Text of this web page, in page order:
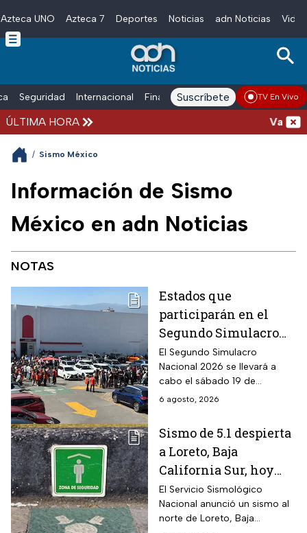
Skip to main content
Azteca UNO Azteca 7 Deportes Noticias adn Noticias
Seguridad Internacional Finanzas adn Noticias Radio
Suscríbete TV En Vivo
ÚLTIMA HORA
/ Sismo México
Información de Sismo
México en adn Noticias
NOTAS
Estados que
participarán en el
Segundo Simulacro
Nacional 2026
El Segundo Simulacro
Nacional 2026 se llevará a
cabo el sábado 19 de
septiembre y tendrá hipótesis
6 agosto, 2026
Sismo de 5.1 despierta
a Loreto, Baja
California Sur, hoy
domingo 2 de agosto
El Servicio Sismológico
Nacional anunció un sismo al
norte de Loreto, Baja